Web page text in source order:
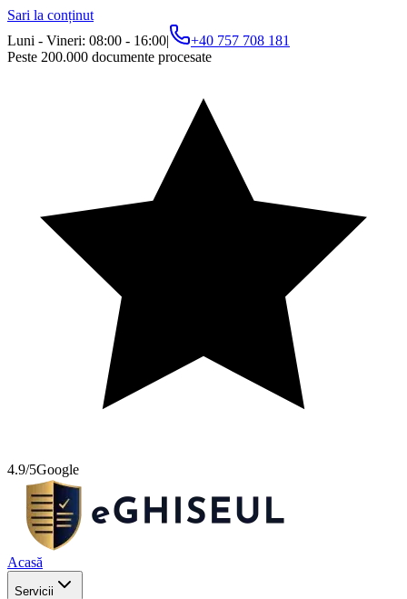
Sari la conținut
Luni - Vineri: 08:00 - 16:00|
+40 757 708 181
Peste 200.000 documente procesate
4.9/5Google
Acasă
Servicii